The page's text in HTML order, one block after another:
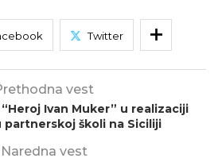
Twitter
vest
Ivan Muker” u realizaciji
partnerskoj školi na Siciliji
Naredna vest